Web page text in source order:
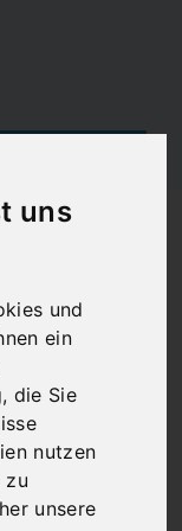
uns
und
ein
die Sie
nutzen
zu
unsere
mit